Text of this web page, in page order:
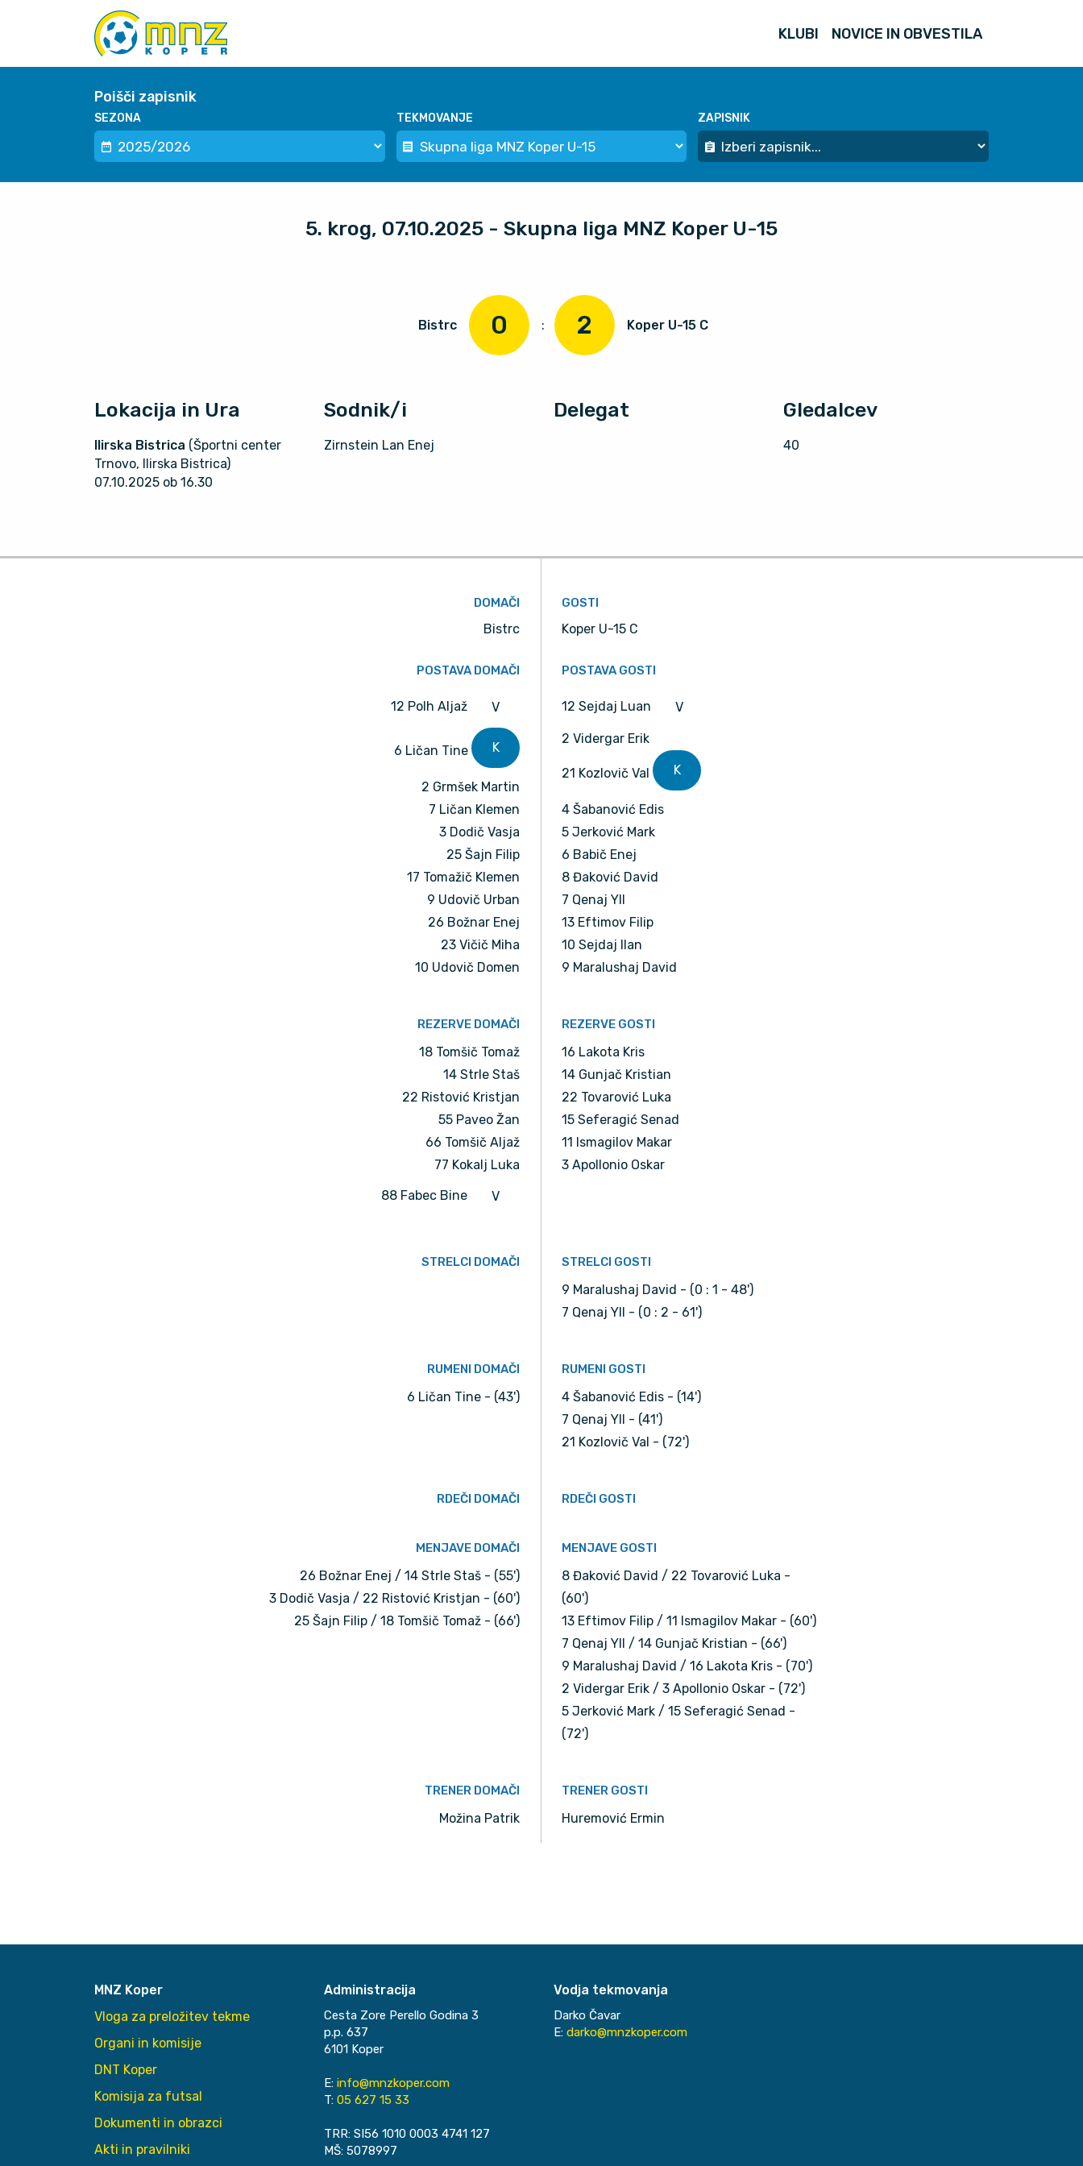
KLUBI NOVICE IN OBVESTILA
Poišči zapisnik
SEZONA TEKMOVANJE ZAPISNIK
5. krog, 07.10.2025 - Skupna liga MNZ Koper U-15
Bistrc 0 : 2 Koper U-15 C
Lokacija in Ura
Ilirska Bistrica (Športni center
Trnovo, Ilirska Bistrica)
07.10.2025 ob 16.30
Sodnik/i
Zirnstein Lan Enej
Delegat Gledalcev
40
DOMAČI
Bistrc
GOSTI
Koper U-15 C
POSTAVA DOMAČI
12 Polh Aljaž V
6 Ličan Tine K
2 Grmšek Martin
7 Ličan Klemen
3 Dodič Vasja
25 Šajn Filip
17 Tomažič Klemen
9 Udovič Urban
26 Božnar Enej
23 Vičič Miha
10 Udovič Domen
POSTAVA GOSTI
12 Sejdaj Luan V
2 Vidergar Erik
21 Kozlovič Val K
4 Šabanović Edis
5 Jerković Mark
6 Babič Enej
8 Đaković David
7 Qenaj Yll
13 Eftimov Filip
10 Sejdaj Ilan
9 Maralushaj David
REZERVE DOMAČI
18 Tomšič Tomaž
14 Strle Staš
22 Ristović Kristjan
55 Paveo Žan
66 Tomšič Aljaž
77 Kokalj Luka
88 Fabec Bine V
REZERVE GOSTI
16 Lakota Kris
14 Gunjač Kristian
22 Tovarović Luka
15 Seferagić Senad
11 Ismagilov Makar
3 Apollonio Oskar
STRELCI DOMAČI STRELCI GOSTI
9 Maralushaj David - (0 : 1 - 48')
7 Qenaj Yll - (0 : 2 - 61')
RUMENI DOMAČI
6 Ličan Tine - (43')
RUMENI GOSTI
4 Šabanović Edis - (14')
7 Qenaj Yll - (41')
21 Kozlovič Val - (72')
RDEČI DOMAČI RDEČI GOSTI
MENJAVE DOMAČI
26 Božnar Enej / 14 Strle Staš - (55')
3 Dodič Vasja / 22 Ristović Kristjan - (60')
25 Šajn Filip / 18 Tomšič Tomaž - (66')
MENJAVE GOSTI
8 Đaković David / 22 Tovarović Luka -
(60')
13 Eftimov Filip / 11 Ismagilov Makar - (60')
7 Qenaj Yll / 14 Gunjač Kristian - (66')
9 Maralushaj David / 16 Lakota Kris - (70')
2 Vidergar Erik / 3 Apollonio Oskar - (72')
5 Jerković Mark / 15 Seferagić Senad -
(72')
TRENER DOMAČI
Možina Patrik
TRENER GOSTI
Huremović Ermin
MNZ Koper
Vloga za preložitev tekme
Organi in komisije
DNT Koper
Komisija za futsal
Dokumenti in obrazci
Akti in pravilniki
Administracija
Cesta Zore Perello Godina 3
p.p. 637
6101 Koper
E: info@mnzkoper.com
T: 05 627 15 33
TRR: SI56 1010 0003 4741 127
MŠ: 5078997
Vodja tekmovanja
Darko Čavar
E: darko@mnzkoper.com